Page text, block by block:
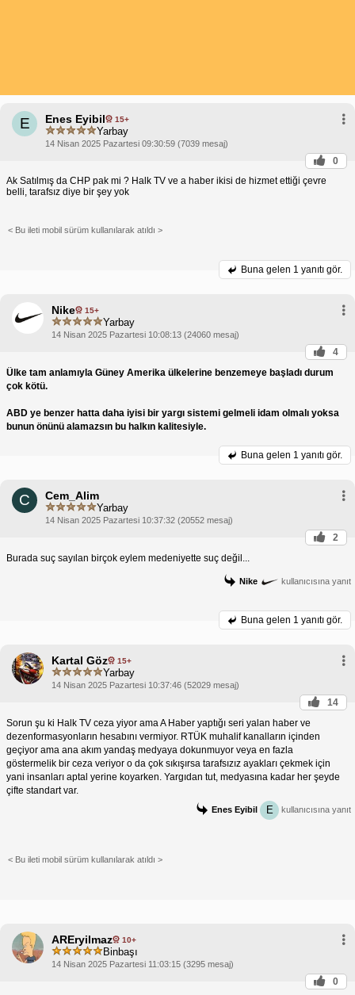
E Enes Eyibil 15+
Yarbay
14 Nisan 2025 Pazartesi 09:30:59 (7039 mesaj)
0
Ak Satılmış da CHP pak mi ? Halk TV ve a haber ikisi de hizmet ettiği çevre
belli, tarafsız diye bir şey yok
< Bu ileti mobil sürüm kullanılarak atıldı >
Buna gelen 1 yanıtı gör.
Nike 15+
Yarbay
14 Nisan 2025 Pazartesi 10:08:13 (24060 mesaj)
4
Ülke tam anlamıyla Güney Amerika ülkelerine benzemeye başladı durum
çok kötü.
ABD ye benzer hatta daha iyisi bir yargı sistemi gelmeli idam olmalı yoksa
bunun önünü alamazsın bu halkın kalitesiyle.
Buna gelen 1 yanıtı gör.
C Cem_Alim
Yarbay
14 Nisan 2025 Pazartesi 10:37:32 (20552 mesaj)
2
Burada suç sayılan birçok eylem medeniyette suç değil...
Nike kullanıcısına yanıt
Buna gelen 1 yanıtı gör.
Kartal Göz 15+
Yarbay
14 Nisan 2025 Pazartesi 10:37:46 (52029 mesaj)
14
Sorun şu ki Halk TV ceza yiyor ama A Haber yaptığı seri yalan haber ve
dezenformasyonların hesabını vermiyor. RTÜK muhalif kanalların içinden
geçiyor ama ana akım yandaş medyaya dokunmuyor veya en fazla
göstermelik bir ceza veriyor o da çok sıkışırsa tarafsızız ayakları çekmek için
yani insanları aptal yerine koyarken. Yargıdan tut, medyasına kadar her şeyde
çifte standart var.
Enes Eyibil E kullanıcısına yanıt
< Bu ileti mobil sürüm kullanılarak atıldı >
AREryilmaz 10+
Binbaşı
14 Nisan 2025 Pazartesi 11:03:15 (3295 mesaj)
0